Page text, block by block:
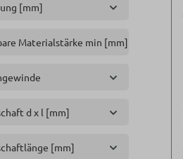
[mm]
Materialstärke min [mm]
d x l [mm]
[mm]